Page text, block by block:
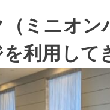
ミニオン
利用して